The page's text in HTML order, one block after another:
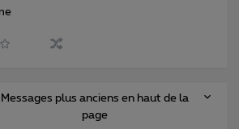
Messages plus anciens en haut de la
page